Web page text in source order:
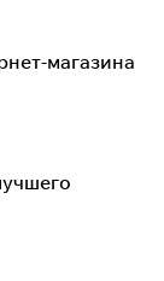
магазина